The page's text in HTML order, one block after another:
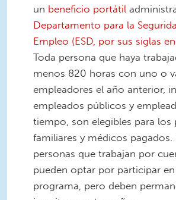
un beneficio portátil
Departamento para la
Empleo (ESD, por sus siglas
Toda persona que haya
menos 820 horas con uno o
empleadores el año anterior,
empleados públicos y
tiempo, son elegibles para los
familiares y médicos pagados.
personas que trabajan por
pueden optar por participar
programa, pero deben